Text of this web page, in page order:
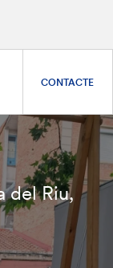
CONTACTE
del Riu,